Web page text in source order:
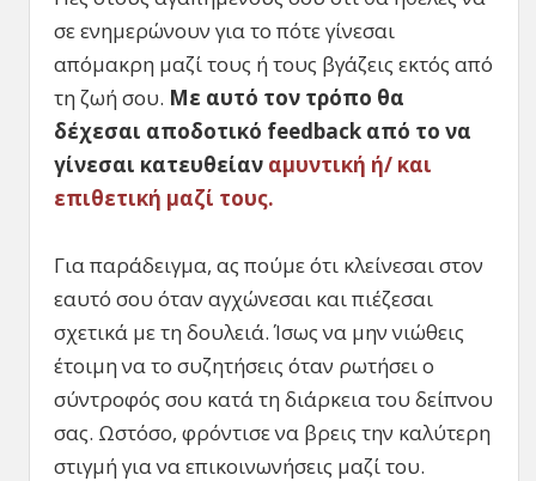
σε ενημερώνουν για το πότε γίνεσαι
απόμακρη μαζί τους ή τους βγάζεις εκτός από
τη ζωή σου. Με αυτό τον τρόπο θα
δέχεσαι αποδοτικό feedback από το να
γίνεσαι κατευθείαν αμυντική ή/ και
επιθετική μαζί τους.
Για παράδειγμα, ας πούμε ότι κλείνεσαι στον
εαυτό σου όταν αγχώνεσαι και πιέζεσαι
σχετικά με τη δουλειά. Ίσως να μην νιώθεις
έτοιμη να το συζητήσεις όταν ρωτήσει ο
σύντροφός σου κατά τη διάρκεια του δείπνου
σας. Ωστόσο, φρόντισε να βρεις την καλύτερη
στιγμή για να επικοινωνήσεις μαζί του.